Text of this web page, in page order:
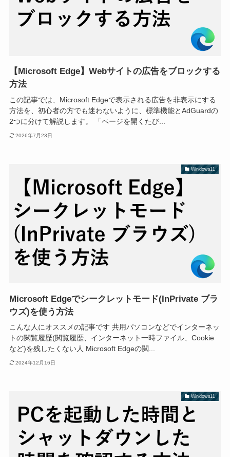
【Microsoft Edge】Webサイトの広告をブロックする
方法
この記事では、Microsoft Edgeで表示される広告を非表示にする
方法を、初心者の方でも迷わないように、標準機能とAdGuardの
2つに分けて解説します。 「ページを開くたび...
2026年7月23日
Windows11
Microsoft Edgeでシークレットモード(InPrivate ブラ
ウズ)を使う方法
こんな人にオススメの記事です 共用パソコンなどでインターネッ
トの閲覧履歴(閲覧履歴、インターネット一時ファイル、Cookie
など)を残したくない人 Microsoft Edgeの閲...
2024年12月16日
Windows11